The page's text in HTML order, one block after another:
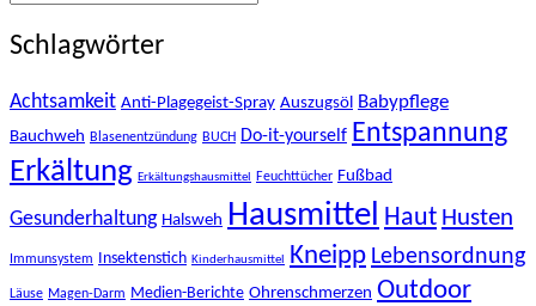
Schlagwörter
Achtsamkeit Anti-Plagegeist-Spray Auszugsöl Babypflege
Bauchweh Blasenentzündung BUCH Do-it-yourself Entspannung
Erkältung Erkältungshausmittel Feuchttücher Fußbad
Gesunderhaltung Halsweh Hausmittel Haut Husten
Immunsystem Insektenstich Kinderhausmittel Kneipp Lebensordnung
Läuse Magen-Darm Medien-Berichte Ohrenschmerzen Outdoor